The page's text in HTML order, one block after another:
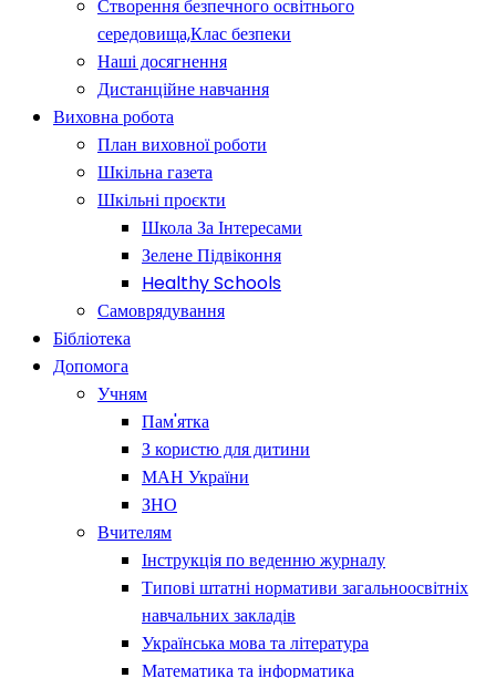
Створення безпечного освітнього
середовища,Клас безпеки
Наші досягнення
Дистанційне навчання
Виховна робота
План виховної роботи
Шкільна газета
Шкільні проєкти
Школа За Інтересами
Зелене Підвіконня
Healthy Schools
Самоврядування
Бібліотека
Допомога
Учням
Пам'ятка
З користю для дитини
МАН України
ЗНО
Вчителям
Інструкція по веденню журналу
Типові штатні нормативи загальноосвітніх
навчальних закладів
Українська мова та література
Математика та інформатика